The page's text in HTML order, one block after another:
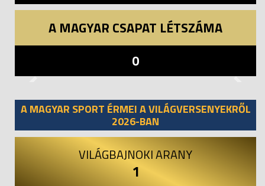
A MAGYAR CSAPAT LÉTSZÁMA
0
A MAGYAR SPORT ÉRMEI A VILÁGVERSENYEKRŐL
2026-BAN
VILÁGBAJNOKI ARANY
1